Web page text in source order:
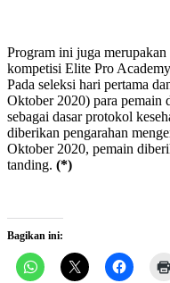
Program ini juga merupakan
kompetisi Elite Pro
Pada seleksi hari pertama
Oktober 2020) para pemain
sebagai dasar protokol
diberikan pengarahan
Oktober 2020, pemain
tanding. (*)
Bagikan ini: